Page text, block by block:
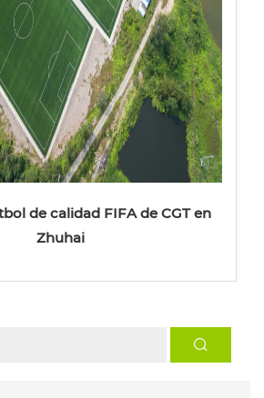
de calidad FIFA de CGT en
Zhuhai